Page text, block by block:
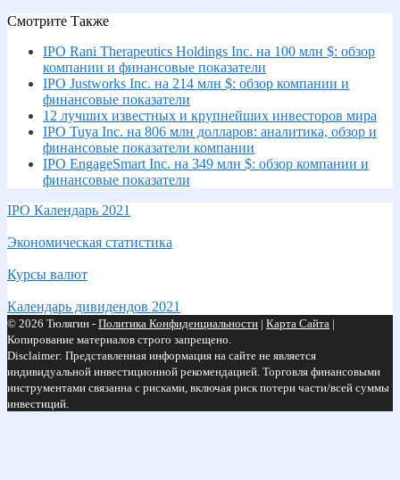
Смотрите Также
IPO Rani Therapeutics Holdings Inc. на 100 млн $: обзор
компании и финансовые показатели
IPO Justworks Inc. на 214 млн $: обзор компании и
финансовые показатели
12 лучших известных и крупнейших инвесторов мира
IPO Tuya Inc. на 806 млн долларов: аналитика, обзор и
финансовые показатели компании
IPO EngageSmart Inc. на 349 млн $: обзор компании и
финансовые показатели
IPO Календарь 2021
Экономическая статистика
Курсы валют
Календарь дивидендов 2021
© 2026 Тюлягин - Политика Конфиденциальности | Карта Сайта |
Копирование материалов строго запрещено.
Disclaimer: Представленная информация на сайте не является
индивидуальной инвестиционной рекомендацией. Торговля финансовыми
инструментами связанна с рисками, включая риск потери части/всей суммы
инвестиций.